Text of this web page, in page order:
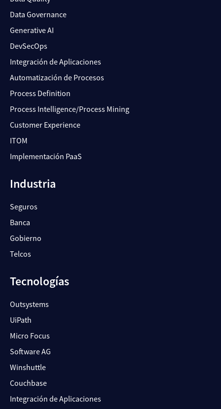
Data Governance
Generative AI
DevSecOps
Integración de Aplicaciones
Automatización de Procesos
Process Definition
Process Intelligence/Process Mining
Customer Experience
ITOM
Implementación PaaS
Industria
Seguros
Banca
Gobierno
Telcos
Tecnologías
Outsystems
UiPath
Micro Focus
Software AG
Winshuttle
Couchbase
Integración de Aplicaciones